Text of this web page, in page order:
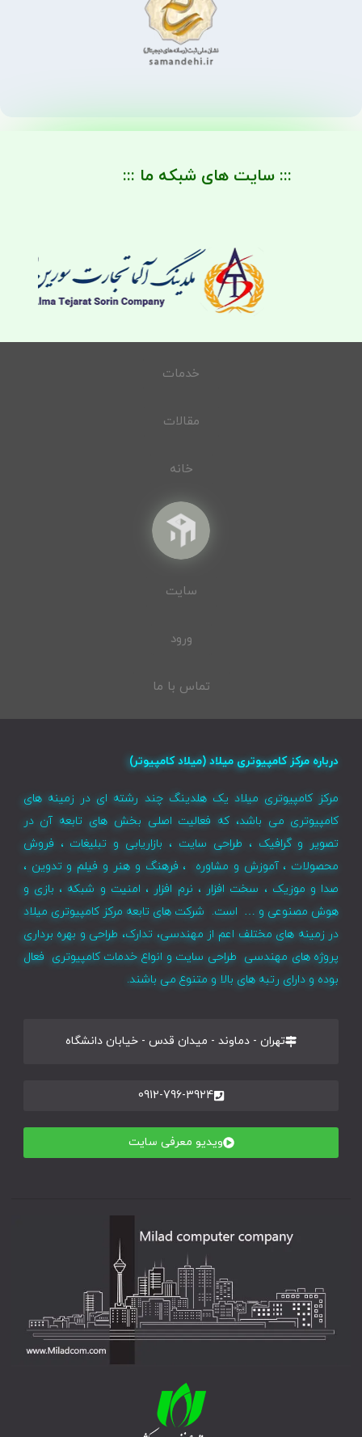
::: سایت های شبکه ما :::
خدمات
مقالات
خانه
سایت
ورود
تماس با ما
درباره مرکز کامپیوتری میلاد (میلاد کامپیوتر)
مرکز کامپیوتری میلاد یک هلدینگ چند رشته ای در زمینه های
کامپیوتری می باشد، که فعالیت اصلی بخش های تابعه آن در
تصویر و گرافیک ، طراحی سایت ، بازاریابی و تبلیغات ، فروش
محصولات ، آموزش و مشاوره ، فرهنگ و هنر و فیلم و تدوین ،
صدا و موزیک ، سخت افزار ، نرم افزار ، امنیت و شبکه ، بازی و
هوش مصنوعی و … است. شرکت های تابعه مرکز کامپیوتری میلاد
در زمینه های مختلف اعم از مهندسی، تدارک، طراحی و بهره برداری
پروژه های مهندسی طراحی سایت و انواع خدمات کامپیوتری فعال
بوده و دارای رتبه های بالا و متنوع می باشند.
تهران - دماوند - میدان قدس - خیابان دانشگاه
0912-796-3924
ویدیو معرفی سایت